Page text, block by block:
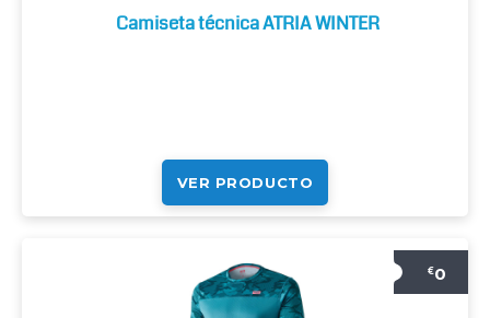
Camiseta técnica ATRIA WINTER
VER PRODUCTO
€0